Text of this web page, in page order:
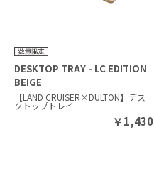
DESKTOP TRAY - LC EDITION
BEIGE
【LAND CRUISER×DULTON】デス
クトップトレイ
￥1,430